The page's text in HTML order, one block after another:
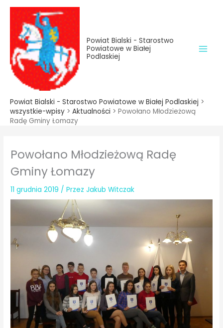
treści
Przejdź
treści
Powiat Bialski - Starostwo
Powiatowe w Białej
Podlaskiej
Powiat Bialski - Starostwo Powiatowe w Białej Podlaskiej >
wszystkie-wpisy > Aktualności > Powołano Młodzieżową
Radę Gminy Łomazy
Powołano Młodzieżową Radę
Gminy Łomazy
11 grudnia 2019 / PrzezJakub Witczak